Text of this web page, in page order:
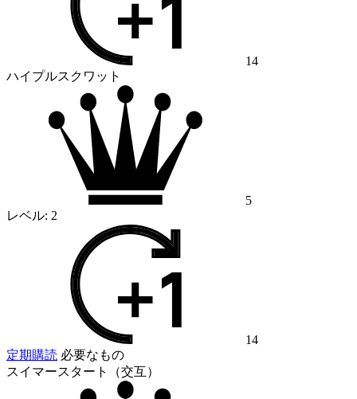
14
ハイプルスクワット
5
レベル: 2
14
定期購読 必要なもの
スイマースタート（交互）